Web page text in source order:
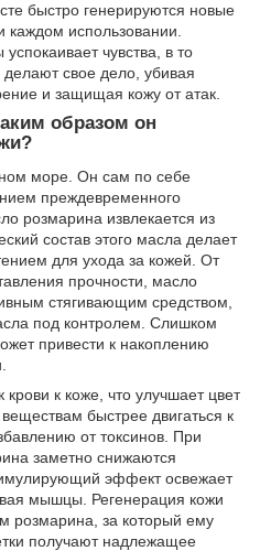
быстро генерируются новые
каждом использовании.
чувства, в то
делают свое дело, убивая
и защищая кожу от атак.
образом он
море. Он сам по себе
преждевременного
розмарина извлекается из
состав этого масла делает
для ухода за кожей. От
прочности, масло
стягивающим средством,
под контролем. Слишком
привести к накоплению
к коже, что улучшает цвет
быстрее двигаться к
от токсинов. При
заметно снижаются
эффект освежает
мышцы. Регенерация кожи
розмарина, за который ему
получают надлежащее